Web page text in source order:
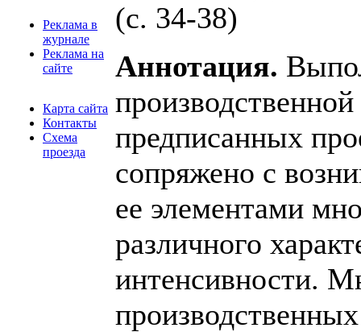
Реклама в
журнале
Реклама на
сайте
Карта сайта
Контакты
Схема
проезда
(c. 34-38)
Аннотация.
предписанных
сопряжено с
ее элементами
различного
интенсивности.